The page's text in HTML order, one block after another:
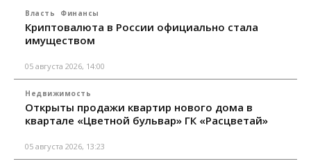
Власть Финансы
Криптовалюта в России официально стала
имуществом
05 августа 2026, 14:00
Недвижимость
Открыты продажи квартир нового дома в
квартале «Цветной бульвар» ГК «Расцветай»
05 августа 2026, 13:23